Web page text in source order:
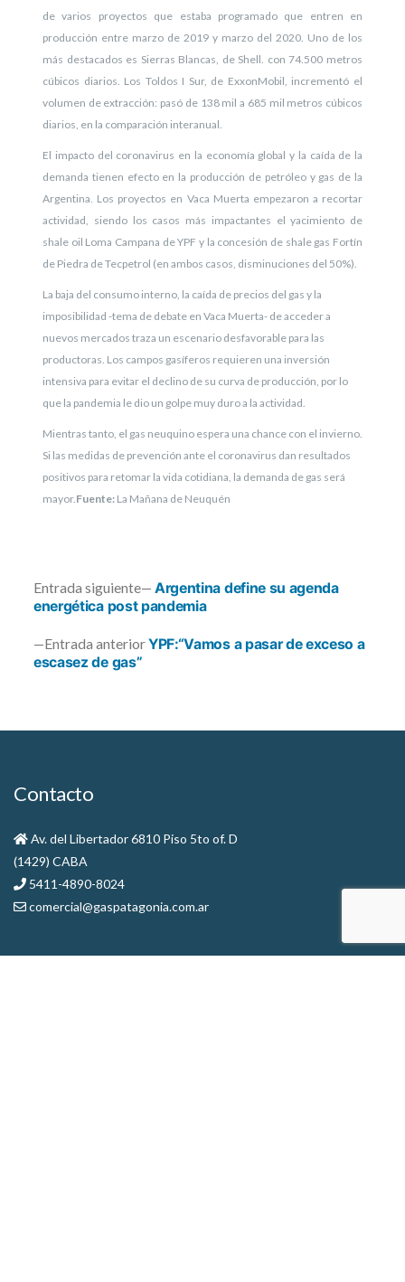
de varios proyectos que estaba programado que entren en
producción entre marzo de 2019 y marzo del 2020. Uno de los
más destacados es Sierras Blancas, de Shell. con 74.500 metros
cúbicos diarios. Los Toldos I Sur, de ExxonMobil, incrementó el
volumen de extracción: pasó de 138 mil a 685 mil metros cúbicos
diarios, en la comparación interanual.
El impacto del coronavirus en la economía global y la caída de la
demanda tienen efecto en la producción de petróleo y gas de la
Argentina. Los proyectos en Vaca Muerta empezaron a recortar
actividad, siendo los casos más impactantes el yacimiento de
shale oil Loma Campana de YPF y la concesión de shale gas Fortín
de Piedra de Tecpetrol (en ambos casos, disminuciones del 50%).
La baja del consumo interno, la caída de precios del gas y la
imposibilidad -tema de debate en Vaca Muerta- de acceder a
nuevos mercados traza un escenario desfavorable para las
productoras. Los campos gasíferos requieren una inversión
intensiva para evitar el declino de su curva de producción, por lo
que la pandemia le dio un golpe muy duro a la actividad.
Mientras tanto, el gas neuquino espera una chance con el invierno.
Si las medidas de prevención ante el coronavirus dan resultados
positivos para retomar la vida cotidiana, la demanda de gas será
mayor. Fuente: La Mañana de Neuquén
Navegación
de
Entrada anteriorEntrada
YPF:“Vamos a pasar de exceso a
escasez de gas”
Entrada siguiente
Entrada
siguiente:
Argentina define su agenda
energética post pandemia
Contacto
Av. del Libertador 6810 Piso 5to of. D
(1429) CABA
5411-4890-8024
comercial@gaspatagonia.com.ar